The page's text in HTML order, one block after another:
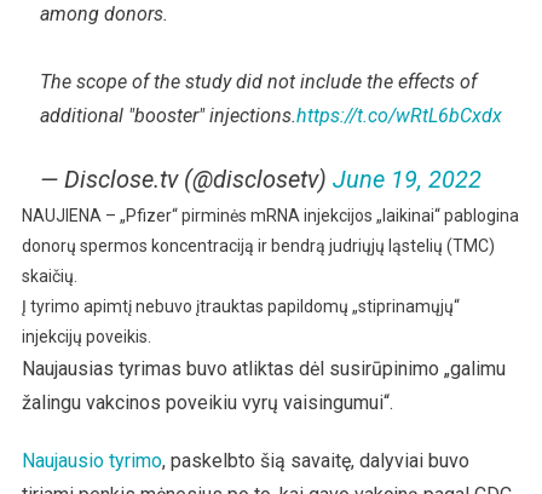
among donors.
The scope of the study did not include the effects of
additional "booster" injections.https://t.co/wRtL6bCxdx
— Disclose.tv (@disclosetv) June 19, 2022
NAUJIENA – „Pfizer“ pirminės mRNA injekcijos „laikinai“ pablogina
donorų spermos koncentraciją ir bendrą judriųjų ląstelių (TMC)
skaičių.
Į tyrimo apimtį nebuvo įtrauktas papildomų „stiprinamųjų“
injekcijų poveikis.
Naujausias tyrimas buvo atliktas dėl susirūpinimo „galimu
žalingu vakcinos poveikiu vyrų vaisingumui“.
Naujausio tyrimo, paskelbto šią savaitę, dalyviai buvo